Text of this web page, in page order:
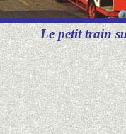
Le petit train